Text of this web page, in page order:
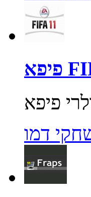
דמו